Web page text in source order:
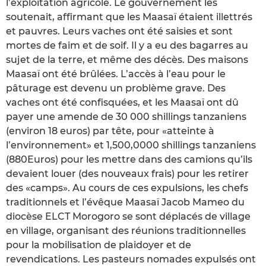
l’exploitation agricole. Le gouvernement les
soutenait, affirmant que les Maasaï étaient illettrés
et pauvres. Leurs vaches ont été saisies et sont
mortes de faim et de soif. Il y a eu des bagarres au
sujet de la terre, et même des décès. Des maisons
Maasaï ont été brûlées. L’accès à l’eau pour le
pâturage est devenu un problème grave. Des
vaches ont été confisquées, et les Maasaï ont dû
payer une amende de 30 000 shillings tanzaniens
(environ 18 euros) par tête, pour «atteinte à
l’environnement» et 1,500,0000 shillings tanzaniens
(880Euros) pour les mettre dans des camions qu’ils
devaient louer (des nouveaux frais) pour les retirer
des «camps». Au cours de ces expulsions, les chefs
traditionnels et l’évêque Maasaï Jacob Mameo du
diocèse ELCT Morogoro se sont déplacés de village
en village, organisant des réunions traditionnelles
pour la mobilisation de plaidoyer et de
revendications. Les pasteurs nomades expulsés ont